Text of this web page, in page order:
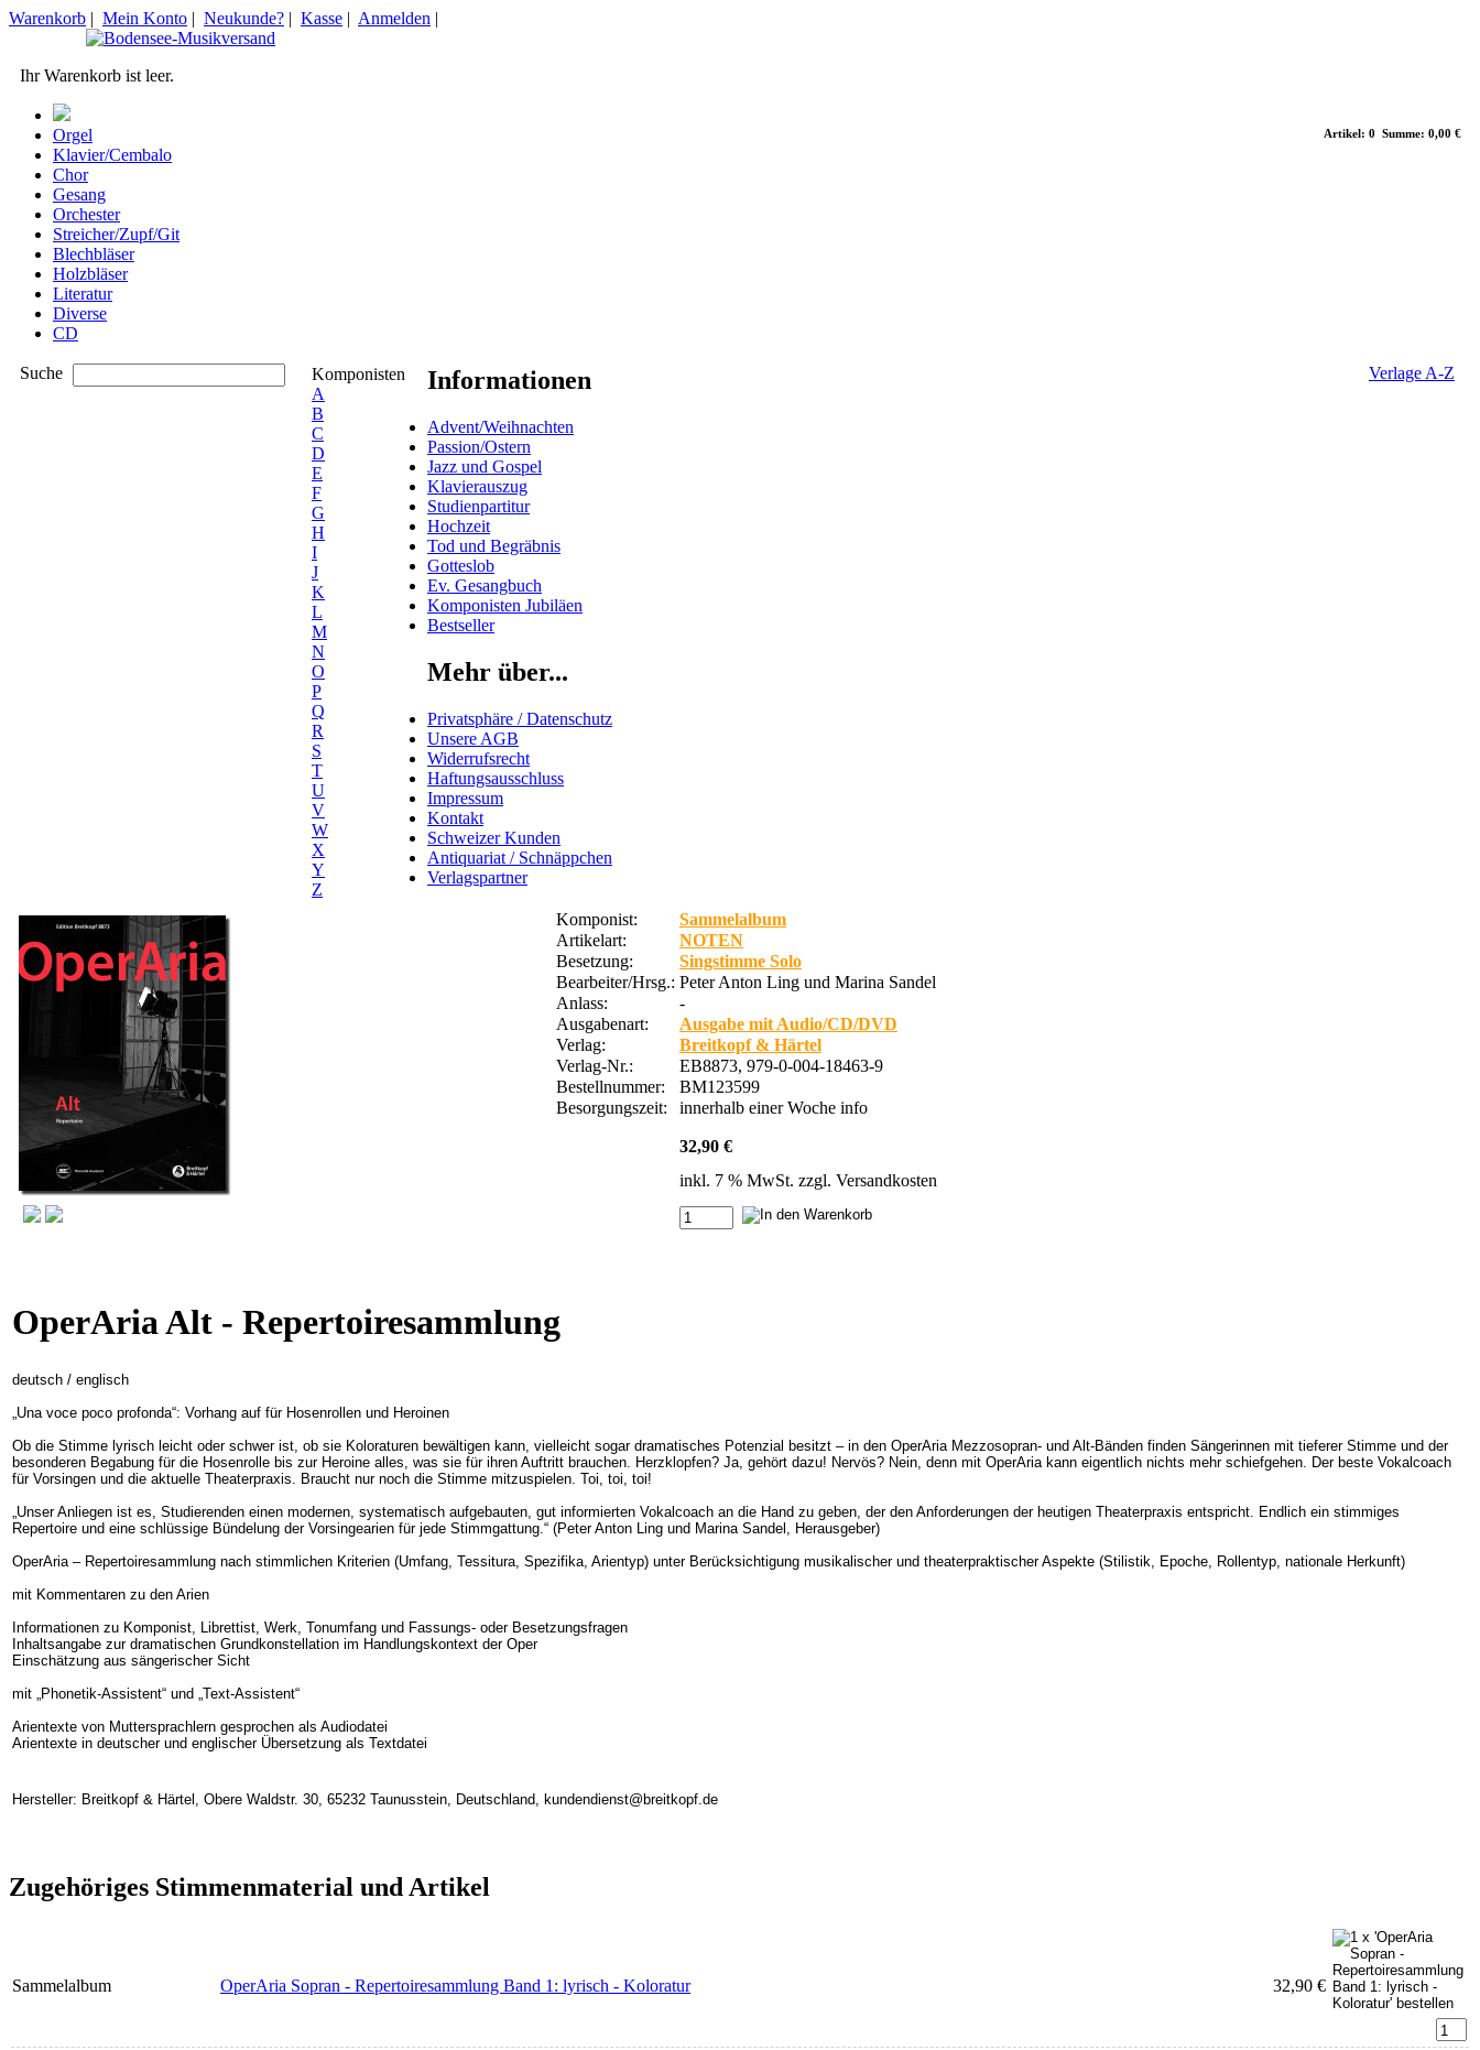
Artikel: 0 Summe: 0,00 €
Warenkorb | Mein Konto | Neukunde? | Kasse | Anmelden |
Ihr Warenkorb ist leer.
Orgel
Klavier/Cembalo
Chor
Gesang
Orchester
Streicher/Zupf/Git
Blechbläser
Holzbläser
Literatur
Diverse
CD
Suche
Komponisten
A
B
C
D
E
F
G
H
I
J
K
L
M
N
O
P
Q
R
S
T
U
V
W
X
Y
Z
Verlage A-Z
Informationen
Advent/Weihnachten
Passion/Ostern
Jazz und Gospel
Klavierauszug
Studienpartitur
Hochzeit
Tod und Begräbnis
Gotteslob
Ev. Gesangbuch
Komponisten Jubiläen
Bestseller
Mehr über...
Privatsphäre / Datenschutz
Unsere AGB
Widerrufsrecht
Haftungsausschluss
Impressum
Kontakt
Schweizer Kunden
Antiquariat / Schnäppchen
Verlagspartner
Komponist:
Sammelalbum
Artikelart:
NOTEN
Besetzung:
Singstimme Solo
Bearbeiter/Hrsg.: Peter Anton Ling und Marina Sandel
Anlass:
-
Ausgabenart:
Ausgabe mit Audio/CD/DVD
Verlag:
Breitkopf & Härtel
Verlag-Nr.:
EB8873, 979-0-004-18463-9
Bestellnummer:
BM123599
Besorgungszeit:
innerhalb einer Woche info
32,90 €
inkl. 7 % MwSt. zzgl. Versandkosten
OperAria Alt - Repertoiresammlung
deutsch / englisch
„Una voce poco profonda“: Vorhang auf für Hosenrollen und Heroinen
Ob die Stimme lyrisch leicht oder schwer ist, ob sie Koloraturen bewältigen kann, vielleicht sogar dramatisches Potenzial besitzt – in den OperAria Mezzosopran- und Alt-Bänden finden Sängerinnen mit tieferer Stimme und der
besonderen Begabung für die Hosenrolle bis zur Heroine alles, was sie für ihren Auftritt brauchen. Herzklopfen? Ja, gehört dazu! Nervös? Nein, denn mit OperAria kann eigentlich nichts mehr schiefgehen. Der beste Vokalcoach
für Vorsingen und die aktuelle Theaterpraxis. Braucht nur noch die Stimme mitzuspielen. Toi, toi, toi!
„Unser Anliegen ist es, Studierenden einen modernen, systematisch aufgebauten, gut informierten Vokalcoach an die Hand zu geben, der den Anforderungen der heutigen Theaterpraxis entspricht. Endlich ein stimmiges
Repertoire und eine schlüssige Bündelung der Vorsingearien für jede Stimmgattung.“ (Peter Anton Ling und Marina Sandel, Herausgeber)
OperAria – Repertoiresammlung nach stimmlichen Kriterien (Umfang, Tessitura, Spezifika, Arientyp) unter Berücksichtigung ­musikalischer und theaterpraktischer Aspekte (Stilistik, Epoche, Rollentyp, nationale Herkunft)
mit Kommentaren zu den Arien
Informationen zu Komponist, Librettist, Werk, Tonumfang und Fassungs- oder Besetzungsfragen
Inhaltsangabe zur dramatischen Grundkonstellation im Handlungskontext der Oper
Einschätzung aus sängerischer Sicht
mit „Phonetik-Assistent“ und „Text-Assistent“
Arientexte von Muttersprachlern gesprochen als Audiodatei
Arientexte in deutscher und englischer Übersetzung als Textdatei
Hersteller: Breitkopf & Härtel, Obere Waldstr. 30, 65232 Taunusstein, Deutschland, kundendienst@breitkopf.de
Zugehöriges Stimmenmaterial und Artikel
Sammelalbum OperAria Sopran - Repertoiresammlung Band 1: lyrisch - Koloratur 32,90 €